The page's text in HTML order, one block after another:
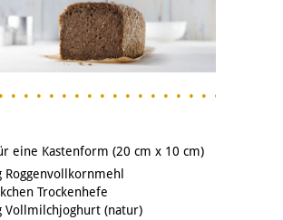
eine Kastenform (20 cm x 10 cm)
Roggenvollkornmehl
Trockenhefe
Vollmilchjoghurt (natur)